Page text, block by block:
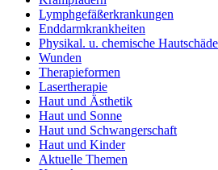
Lymphgefäßerkrankungen
Enddarmkrankheiten
Physikal. u. chemische
Wunden
Therapieformen
Lasertherapie
Haut und Ästhetik
Haut und Sonne
Haut und Schwangerschaft
Haut und Kinder
Aktuelle Themen